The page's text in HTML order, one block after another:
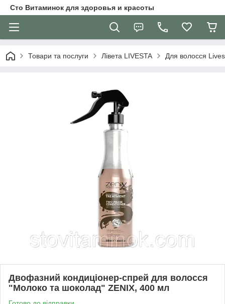
Сто Витаминок для здоровья и красоты
Товари та послуги Лівета LIVESTA Для волосся
Двофазний кондиціонер-спрей для волосся
"Молоко та шоколад" ZENIX, 400 мл